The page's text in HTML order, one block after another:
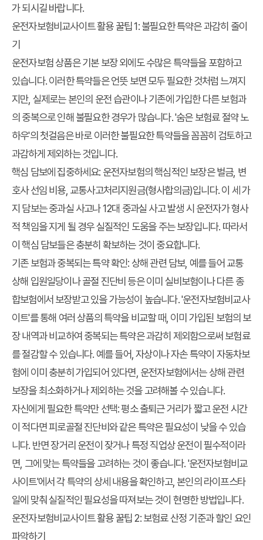
가 되시길 바랍니다.
운전자보험비교사이트 활용 꿀팁 1: 불필요한 특약은 과감히 줄이
기
운전자보험 상품은 기본 보장 외에도 수많은 특약들을 포함하고
있습니다. 이러한 특약들은 언뜻 보면 모두 필요한 것처럼 느껴지
지만, 실제로는 본인의 운전 습관이나 기존에 가입한 다른 보험과
의 중복으로 인해 불필요한 경우가 많습니다. '숨은 보험료 절약 노
하우'의 첫걸음은 바로 이러한 불필요한 특약들을 꼼꼼히 검토하고
과감하게 제외하는 것입니다.
핵심 담보에 집중하세요: 운전자보험의 핵심적인 보장은 벌금, 변
호사 선임 비용, 교통사고처리지원금(형사합의금)입니다. 이 세 가
지 담보는 중과실 사고나 12대 중과실 사고 발생 시 운전자가 형사
적 책임을 지게 될 경우 실질적인 도움을 주는 보장입니다. 따라서
이 핵심 담보들은 충분히 확보하는 것이 중요합니다.
기존 보험과 중복되는 특약 확인: 상해 관련 담보, 예를 들어 교통
상해 입원일당이나 골절 진단비 등은 이미 실비보험이나 다른 종
합보험에서 보장받고 있을 가능성이 높습니다. '운전자보험비교사
이트'를 통해 여러 상품의 특약을 비교할 때, 이미 가입된 보험의 보
장 내역과 비교하여 중복되는 특약은 과감히 제외함으로써 보험료
를 절감할 수 있습니다. 예를 들어, 자상이나 자손 특약이 자동차보
험에 이미 충분히 가입되어 있다면, 운전자보험에서는 상해 관련
보장을 최소화하거나 제외하는 것을 고려해볼 수 있습니다.
자신에게 필요한 특약만 선택:평소 출퇴근 거리가 짧고 운전 시간
이 적다면 피로골절 진단비와 같은 특약은 필요성이 낮을 수 있습
니다. 반면 장거리 운전이 잦거나 특정 직업상 운전이 필수적이라
면, 그에 맞는 특약들을 고려하는 것이 좋습니다. '운전자보험비교
사이트'에서 각 특약의 상세 내용을 확인하고, 본인의 라이프스타
일에 맞춰 실질적인 필요성을 따져보는 것이 현명한 방법입니다.
운전자보험비교사이트 활용 꿀팁 2: 보험료 산정 기준과 할인 요인
파악하기